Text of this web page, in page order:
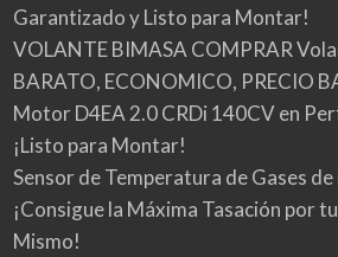
Garantizado y Listo para Montar!
VOLANTE BIMASA COMPRAR
BARATO, ECONOMICO, PRECIO
Motor D4EA 2.0 CRDi 140CV en
¡Listo para Montar!
Sensor de Temperatura de Gases de
¡Consigue la Máxima Tasación por
Mismo!